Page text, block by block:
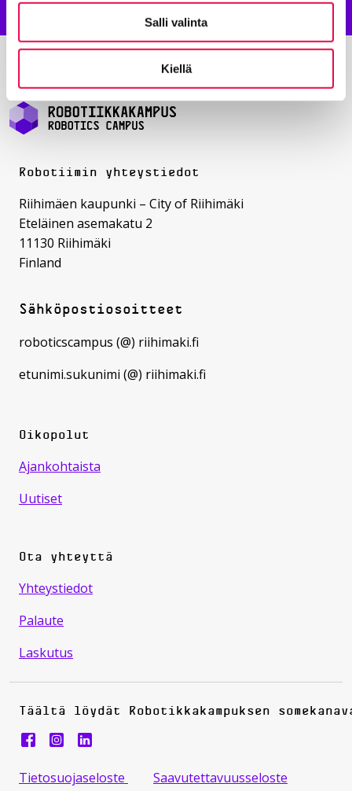
Salli valinta
Kiellä
Robotiimin yhteystiedot
Riihimäen kaupunki – City of Riihimäki
Eteläinen asemakatu 2
11130 Riihimäki
Finland
Sähköpostiosoitteet
roboticscampus (@) riihimaki.fi
etunimi.sukunimi (@) riihimaki.fi
Oikopolut
Ajankohtaista
Uutiset
Ota yhteyttä
Yhteystiedot
Palaute
Laskutus
Tietosuojaseloste
Saavutettavuusseloste
Täältä löydät Robotikkakampuksen
Robotiikkakampus instragram